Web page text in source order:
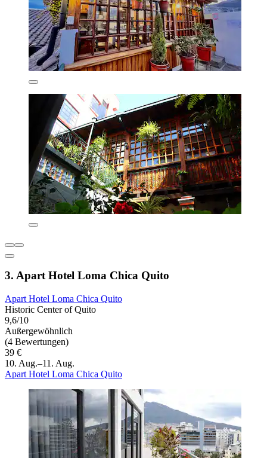
3. Apart Hotel Loma Chica Quito
Apart Hotel Loma Chica Quito
Historic Center of Quito
9,6/10
Außergewöhnlich
(4 Bewertungen)
39 €
10. Aug.–11. Aug.
Apart Hotel Loma Chica Quito